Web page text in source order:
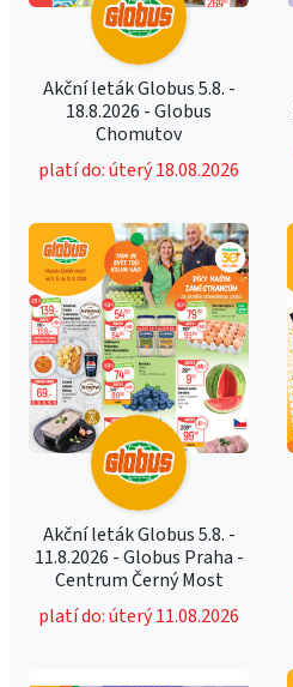
Akční leták Globus 5.8. -
18.8.2026 - Globus
Chomutov
platí do: úterý 18.08.2026
Akční leták Globus 5.8. -
11.8.2026 - Globus Praha -
Centrum Černý Most
platí do: úterý 11.08.2026